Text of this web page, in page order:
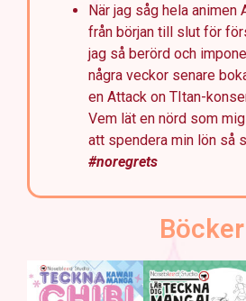
När jag såg hela animen
från början till slut för
jag så berörd och
några veckor senare
en Attack on TItan-
Vem lät en nörd som
att spendera min lön så
#noregrets
Böcker